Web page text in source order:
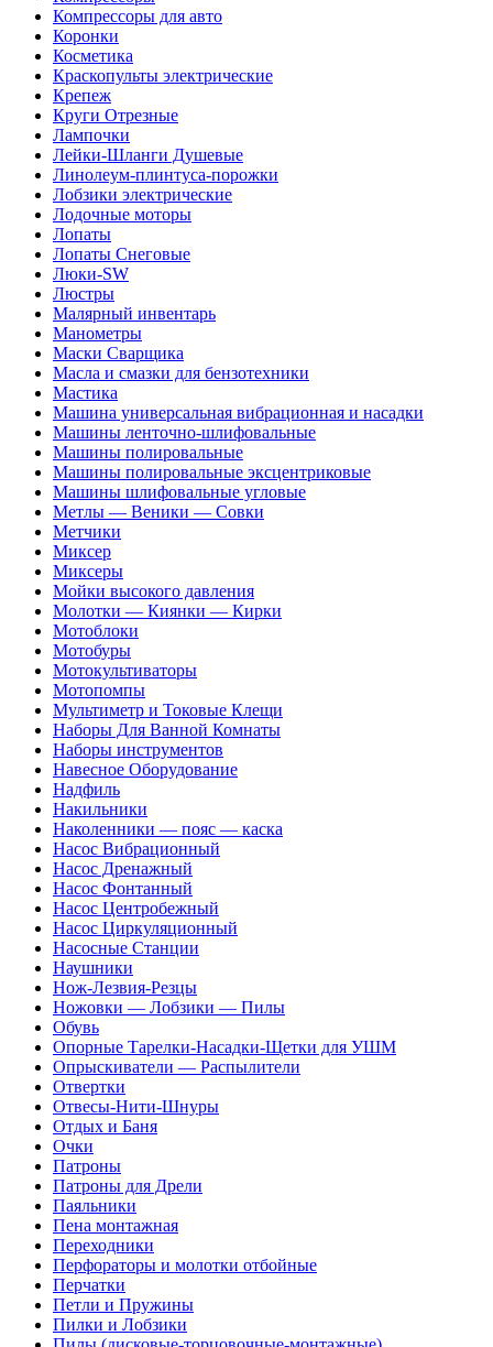
Компрессоры для авто
Коронки
Косметика
Краскопульты электрические
Крепеж
Круги Отрезные
Лампочки
Лейки-Шланги Душевые
Линолеум-плинтуса-порожки
Лобзики электрические
Лодочные моторы
Лопаты
Лопаты Снеговые
Люки-SW
Люстры
Малярный инвентарь
Манометры
Маски Сварщика
Масла и смазки для бензотехники
Мастика
Машина универсальная вибрационная и насадки
Машины ленточно-шлифовальные
Машины полировальные
Машины полировальные эксцентриковые
Машины шлифовальные угловые
Метлы — Веники — Совки
Метчики
Миксер
Миксеры
Мойки высокого давления
Молотки — Киянки — Кирки
Мотоблоки
Мотобуры
Мотокультиваторы
Мотопомпы
Мультиметр и Токовые Клещи
Наборы Для Ванной Комнаты
Наборы инструментов
Навесное Оборудование
Надфиль
Накильники
Наколенники — пояс — каска
Насос Вибрационный
Насос Дренажный
Насос Фонтанный
Насос Центробежный
Насос Циркуляционный
Насосные Станции
Наушники
Нож-Лезвия-Резцы
Ножовки — Лобзики — Пилы
Обувь
Опорные Тарелки-Насадки-Щетки для УШМ
Опрыскиватели — Распылители
Отвертки
Отвесы-Нити-Шнуры
Отдых и Баня
Очки
Патроны
Патроны для Дрели
Паяльники
Пена монтажная
Переходники
Перфораторы и молотки отбойные
Перчатки
Петли и Пружины
Пилки и Лобзики